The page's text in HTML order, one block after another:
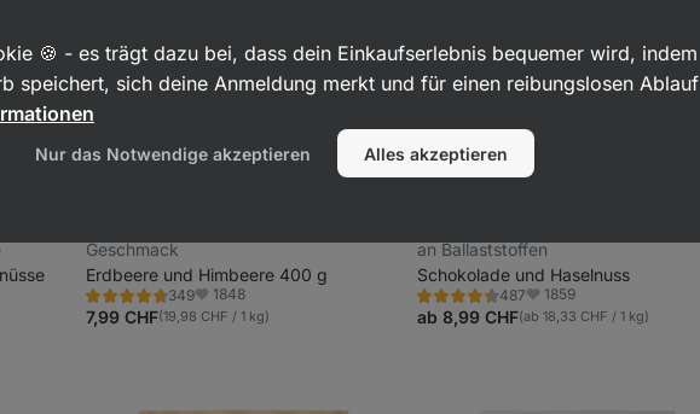
und
Geschmack
Erdbeere und Himbeere 400 g
349
Bewertung
4.7/5,
349
Favoriten
1848
7,99 CHF(19,98 CHF / 1 kg)
an Ballaststoffen
Schokolade und Haselnuss
487
Bewertung
4.5/5,
487
Favoriten
1859
ab 8,99 CHF(ab 18,33 CHF / 1 kg)
🍪 - es trägt dazu bei, dass dein Einkaufserlebnis bequemer wird, indem
speichert, sich deine Anmeldung merkt und für einen reibungslosen Ablauf
Nur das Notwendige akzeptieren Alles akzeptieren